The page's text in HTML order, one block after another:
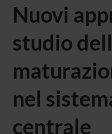
Nuovi
studio
nel
centrale